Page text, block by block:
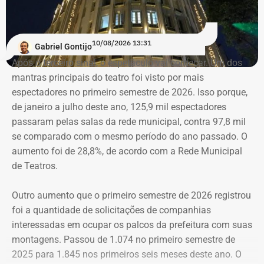
parlamentar.
Outros nomes que confirmaram presença na audiência
são o deputado federal Reimont (PT), e representantes do
Sindinformal, do Movimento Unidos dos Camelôs
(MUCA), lideranças das praias e membros do Núcleo de
Trabalhadores Ambulantes do PTRJ, inaugurado
recentemente. Foram convidados ainda, o prefeito
Eduardo Cavaliere (PSD), o secretário municipal de
Ordem Pública, Marcus Belchior, o subprefeito da Zona
Sul, Pedro Angelito e associações de moradores da
região.
Desde o dia 16 de julho, a prefeitura do Rio passou a
atuar de forma permanente para combater a atuação do
comércio ambulante nas orlas do Leme, Copacabana,
Ipanema e Leblon, na Zona Sul da cidade.
Gabriel Gontijo10/08/2026 13:31
Após o terceiro sinal, o espetáculo vai começar. Um dos
mantras principais do teatro foi visto por mais
espectadores no primeiro semestre de 2026. Isso porque,
de janeiro a julho deste ano, 125,9 mil espectadores
passaram pelas salas da rede municipal, contra 97,8 mil
se comparado com o mesmo período do ano passado. O
aumento foi de 28,8%, de acordo com a Rede Municipal
de Teatros.
Outro aumento que o primeiro semestre de 2026 registrou
foi a quantidade de solicitações de companhias
interessadas em ocupar os palcos da prefeitura com suas
montagens. Passou de 1.074 no primeiro semestre de
2025 para 1.845 nos primeiros seis meses deste ano. O